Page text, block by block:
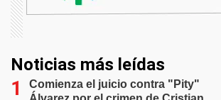
Noticias más leídas
Comienza el juicio contra "Pity"